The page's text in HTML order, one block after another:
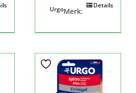
Details
Merk:
Urgo